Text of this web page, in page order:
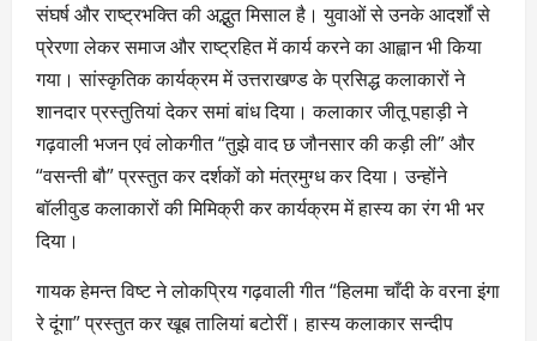
संघर्ष और राष्ट्रभक्ति की अद्भुत मिसाल है। युवाओं से उनके आदर्शों से
प्रेरणा लेकर समाज और राष्ट्रहित में कार्य करने का आह्वान भी किया
गया। सांस्कृतिक कार्यक्रम में उत्तराखण्ड के प्रसिद्ध कलाकारों ने
शानदार प्रस्तुतियां देकर समां बांध दिया। कलाकार जीतू पहाड़ी ने
गढ़वाली भजन एवं लोकगीत “तुझे वाद छ जौनसार की कड़ी ली” और
“वसन्ती बौ” प्रस्तुत कर दर्शकों को मंत्रमुग्ध कर दिया। उन्होंने
बॉलीवुड कलाकारों की मिमिक्री कर कार्यक्रम में हास्य का रंग भी भर
दिया।
गायक हेमन्त विष्ट ने लोकप्रिय गढ़वाली गीत “हिलमा चाँदी के वरना इंगा
रे दूंगा” प्रस्तुत कर खूब तालियां बटोरीं। हास्य कलाकार सन्दीप